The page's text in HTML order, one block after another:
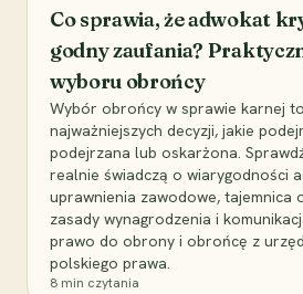
Co sprawia, że adwokat
godny zaufania?
wyboru obrońcy
Wybór obrońcy w sprawie karnej
najważniejszych decyzji, jakie
podejrzana lub oskarżona.
realnie świadczą o wiarygodności
uprawnienia zawodowe, tajemnica
zasady wynagrodzenia i
prawo do obrony i obrońcę z
polskiego prawa.
8 min czytania